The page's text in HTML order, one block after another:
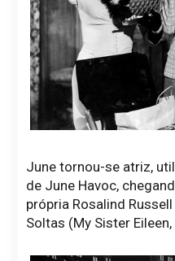
June tornou-se atriz,
de June Havoc,
própria Rosalind
Soltas (My Sister